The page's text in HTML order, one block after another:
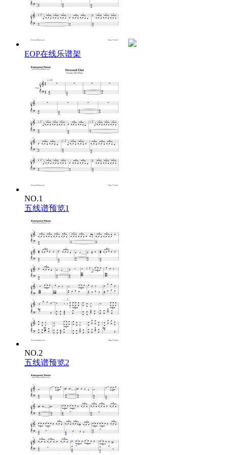
I was told when I get older all my fears would shrink,
But now I'm insecure and I care what people think.
My name's 'Blurryface' and I care what you think.
My name's 'Blurryface' and I care what you think.
Wish we could turn back time, to the good ol' days,
When our momma sang us to sleep but now we're stressed out.
Wish we could turn back time, to the good ol' days,
When our momma sang us to sleep but now we're stressed out.
We're stressed out.
Sometimes a certain smell will take me back to when I was young,
How come I'm never able to identify where it's coming from,
I'd make a candle out of it if I ever found it,
Try to sell it, never sell out of it, I'd probably only sell one,
It'd be to my brother, 'cause we have the same nose,
roam,
But it would remind us of when nothing really mattered,
Out of student loans and treehouse homes we all would take the
My name's 'Blurryface' and I care what you think.
My name's 'Blurryface' and I care what you think.
Wish we could turn back time, to the good ol' days,
When our momma sang us to sleep but now we're stressed out.
Wish we could turn back time, to the good ol' days,
When our momma sang us to sleep but now we're stressed out.
We used to play pretend, give each other different names,
We would build a rocket ship and then we'd fly it far away,
Used to dream of outer space but now they're laughing at our face,
Saying, "Wake up, you need to make money."
We used to play pretend, give each other different names,
Used to dream of outer space but now they're laughing at our face,
Saying, "Wake up, you need to make money."
Wish we could turn back time, to the good ol' days,
When our momma sang us to sleep but now we're stressed out.
Wish we could turn back time, to the good ol' days,
When our momma sang us to sleep but now we're stressed out.
EOP在线乐谱架
NO.1
五线谱预览1
NO.2
五线谱预览2